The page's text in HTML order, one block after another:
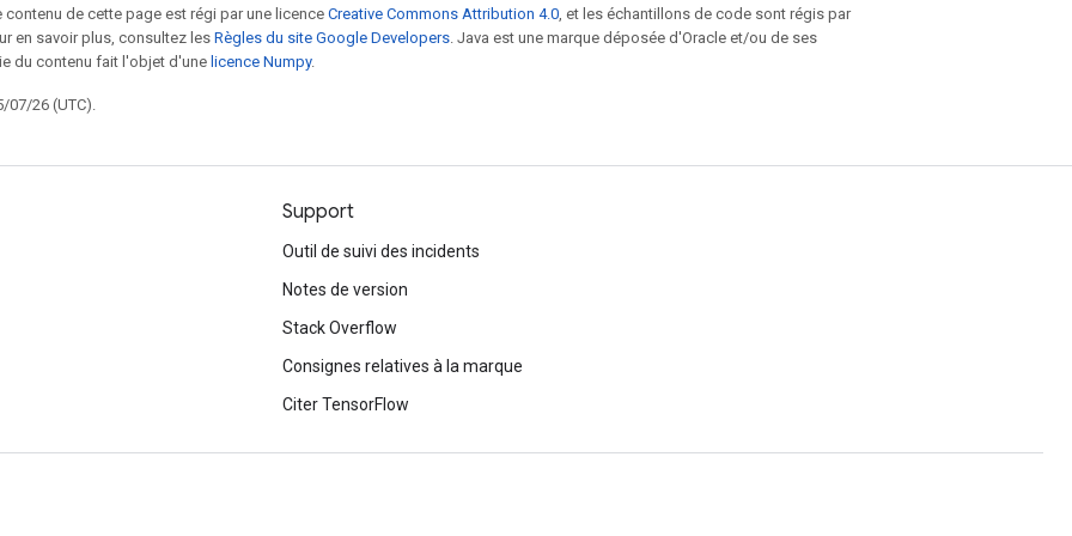
de cette page est régi par une licence Creative Commons Attribution 4.0 , et les échantillons de code sont régis par
en savoir plus, consultez les Règles du site Google Developers . Java est une marque déposée d'Oracle et/ou de ses
du contenu fait l'objet d'une licence Numpy.
07/26 (UTC).
Support
Outil de suivi des incidents
Notes de version
Stack Overflow
Consignes relatives à la marque
Citer TensorFlow